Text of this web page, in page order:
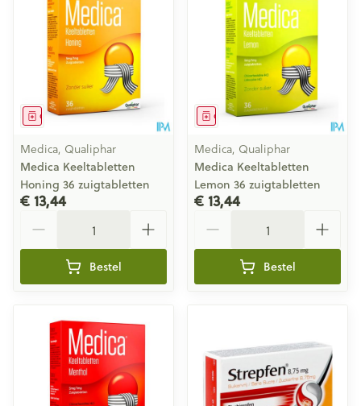
Geneesmiddel
Medica, Qualiphar
Medica Keeltabletten
Honing 36 zuigtabletten
€ 13,44
Bestel
Geneesmiddel
Medica, Qualiphar
Medica Keeltabletten
Lemon 36 zuigtabletten
€ 13,44
Bestel